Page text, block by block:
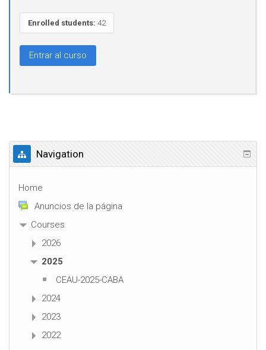
Enrolled students: 42
Entrar al curso
Navigation
Home
Anuncios de la página
Courses
2026
2025
CEAU-2025-CABA
2024
2023
2022